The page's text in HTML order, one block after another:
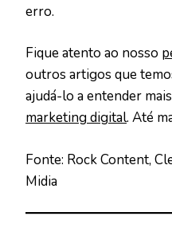
erro.
Fique atento ao nosso
outros artigos que
ajudá-lo a entender
marketing digital. Até
Fonte: Rock Content,
Midia